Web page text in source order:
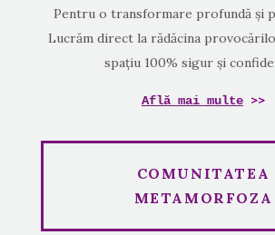
Pentru o transformare profundă și
Lucrăm direct la rădăcina
spațiu 100% sigur și
Află mai multe >>
COMUNITATEA
METAMORFOZA